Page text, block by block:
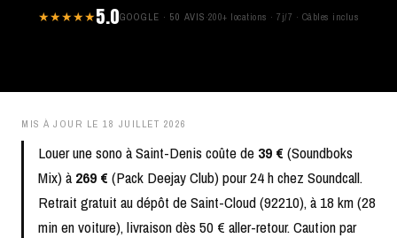
★★★★★5.0GOOGLE · 50 AVIS ·200+ locations · 7j/7 · Câbles inclus
MIS À JOUR LE 18 JUILLET 2026
Louer une sono à Saint-Denis coûte de 39 € (Soundboks
Mix) à269 € (Pack Deejay Club) pour 24 h chez Soundcall.
Retrait gratuit au dépôt de Saint-Cloud (92210), à 18 km (28
min en voiture), livraison dès 50 € aller-retour. Caution par